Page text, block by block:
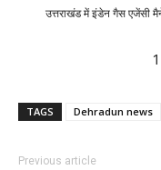
उत्तराखंड में इंडेन गैस एजेंसी
1
TAGS Dehradun news
Previous article